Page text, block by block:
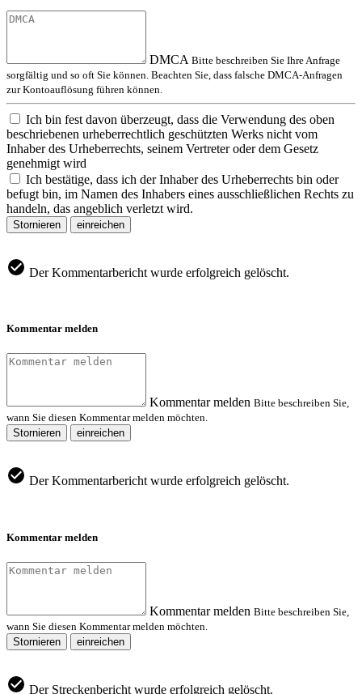
DMCA Bitte beschreiben Sie Ihre Anfrage
sorgfältig und so oft Sie können. Beachten Sie, dass falsche DMCA-Anfragen
zur Kontoauflösung führen können.
Ich bin fest davon überzeugt, dass die Verwendung des oben
beschriebenen urheberrechtlich geschützten Werks nicht vom
Inhaber des Urheberrechts, seinem Vertreter oder dem Gesetz
genehmigt wird
Ich bestätige, dass ich der Inhaber des Urheberrechts bin oder
befugt bin, im Namen des Inhabers eines ausschließlichen Rechts zu
handeln, das angeblich verletzt wird.
Stornieren einreichen
Der Kommentarbericht wurde erfolgreich gelöscht.
Kommentar melden
Kommentar melden Bitte beschreiben Sie,
wann Sie diesen Kommentar melden möchten.
Stornieren
einreichen
Der Kommentarbericht wurde erfolgreich gelöscht.
Kommentar melden
Kommentar melden Bitte beschreiben Sie,
wann Sie diesen Kommentar melden möchten.
Stornieren
einreichen
Der Streckenbericht wurde erfolgreich gelöscht.